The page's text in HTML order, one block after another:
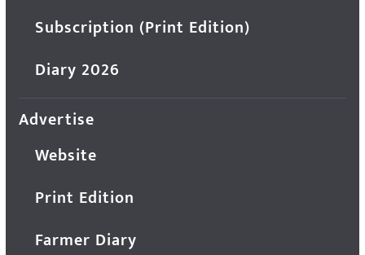
Subscription (Print Edition)
Diary 2026
Advertise
Website
Print Edition
Farmer Diary